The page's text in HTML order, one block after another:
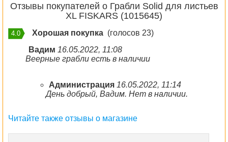
Отзывы покупателей о Грабли Solid для листьев
XL FISKARS (1015645)
4.0 Хорошая покупка (голосов 23)
Вадим 16.05.2022, 11:08
Веерные грабли есть в наличии
Администрация 16.05.2022, 11:14
День добрый, Вадим. Нет в наличии.
Читайте также отзывы о магазине